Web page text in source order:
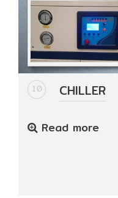
10 CHILLER
Read more